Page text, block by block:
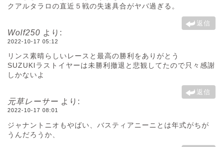
クアルタラロの直近５戦の失速具合がヤバ過ぎる。
返信
Wolf250 より:
2022-10-17 05:12
リンス素晴らしいレースと最高の勝利をありがとう
SUZUKIラストイヤーは未勝利撤退と悲観してたので只々感謝
しかないよ
返信
元草レーサー より:
2022-10-17 08:01
ジャナントニオもやばい、バスティアニーニとは年式がちが
うんだろうか、